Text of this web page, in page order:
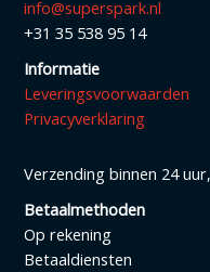
info@superspark.nl
+31 35 538 95 14
Informatie
Leveringsvoorwaarden
Privacyverklaring
Verzending binnen 24
Betaalmethoden
Op rekening
Betaaldiensten